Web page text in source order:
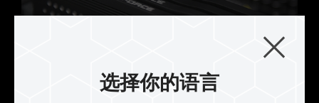
选择你的语言